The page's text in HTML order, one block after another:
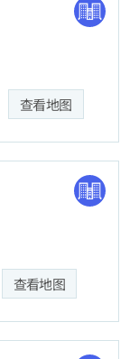
查看地图
查看地图